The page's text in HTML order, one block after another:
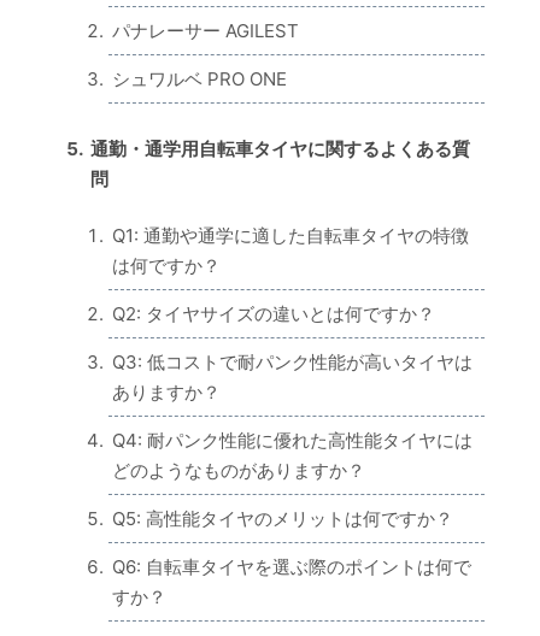
パナレーサー AGILEST
シュワルベ PRO ONE
通勤・通学用自転車タイヤに関するよくある質
問
Q1: 通勤や通学に適した自転車タイヤの特徴
は何ですか？
Q2: タイヤサイズの違いとは何ですか？
Q3: 低コストで耐パンク性能が高いタイヤは
ありますか？
Q4: 耐パンク性能に優れた高性能タイヤには
どのようなものがありますか？
Q5: 高性能タイヤのメリットは何ですか？
Q6: 自転車タイヤを選ぶ際のポイントは何で
すか？